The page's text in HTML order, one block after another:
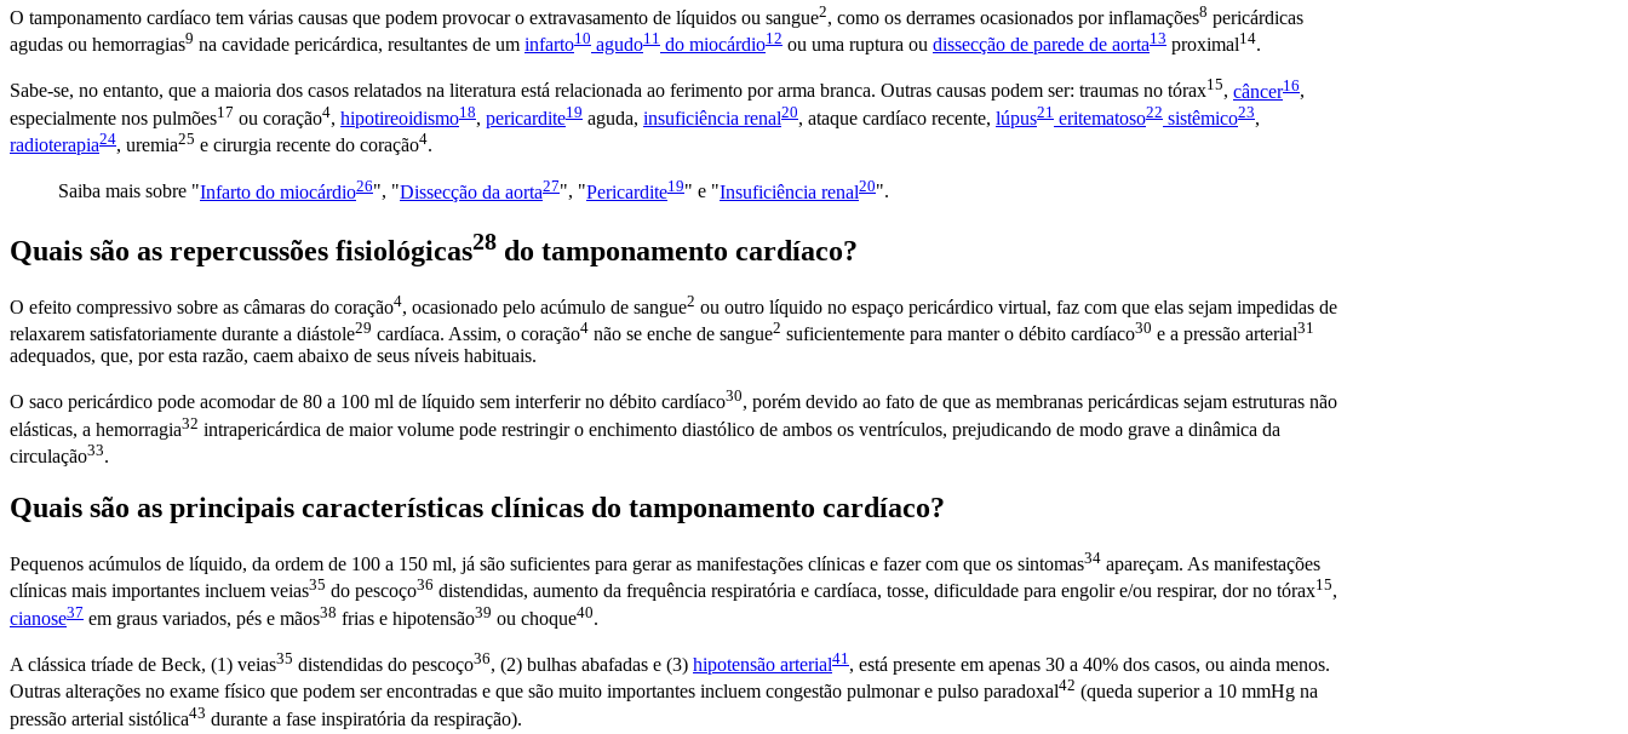
O tamponamento cardíaco tem várias causas que podem provocar o extravasamento de líquidos ou sangue2, como os derrames ocasionados porinflamações8 pericárdicas
agudas ou hemorragias9 na cavidade pericárdica, resultantes de um infarto10 agudo11 do miocárdio12 ou uma ruptura ou dissecção de parede de aorta13 proximal14.
Sabe-se, no entanto, que a maioria dos casos relatados na literatura está relacionada ao ferimento por arma branca. Outras causas podem ser: traumas no tórax15, câncer16,
especialmente nos pulmões17 ou coração4, hipotireoidismo18, pericardite19 aguda, insuficiência renal20, ataque cardíaco recente, lúpus21 eritematoso22 sistêmico23,
radioterapia24, uremia25 e cirurgia recente do coração4.
Saiba mais sobre "Infarto do miocárdio26", "Dissecção da aorta27", "Pericardite19" e "Insuficiência renal20".
Quais são as repercussões fisiológicas28 do tamponamento cardíaco?
O efeito compressivo sobre as câmaras do coração4, ocasionado pelo acúmulo de sangue2 ou outro líquido no espaço pericárdico virtual, faz com que elas sejam impedidas de
relaxarem satisfatoriamente durante a diástole29 cardíaca. Assim, o coração4 não se enche de sangue2 suficientemente para manter o débito cardíaco30 e a pressão arterial31
adequados, que, por esta razão, caem abaixo de seus níveis habituais.
O saco pericárdico pode acomodar de 80 a 100 ml de líquido sem interferir no débito cardíaco30, porém devido ao fato de que as membranas pericárdicas sejam estruturas não
elásticas, a hemorragia32 intrapericárdica de maior volume pode restringir o enchimento diastólico de ambos os ventrículos, prejudicando de modo grave a dinâmica da
circulação33.
Quais são as principais características clínicas do tamponamento cardíaco?
Pequenos acúmulos de líquido, da ordem de 100 a 150 ml, já são suficientes para gerar as manifestações clínicas e fazer com que os sintomas34 apareçam. As manifestações
clínicas mais importantes incluem veias35 do pescoço36 distendidas, aumento da frequência respiratória e cardíaca, tosse, dificuldade para engolir e/ou respirar, dor no tórax15,
cianose37 em graus variados, pés e mãos38 frias e hipotensão39 ou choque40.
A clássica tríade de Beck, (1) veias35 distendidas do pescoço36, (2) bulhas abafadas e (3) hipotensão arterial41, está presente em apenas 30 a 40% dos casos, ou ainda menos.
Outras alterações no exame físico que podem ser encontradas e que são muito importantes incluem congestão pulmonar e pulso paradoxal42 (queda superior a 10 mmHg na
pressão arterial sistólica43 durante a fase inspiratória da respiração).